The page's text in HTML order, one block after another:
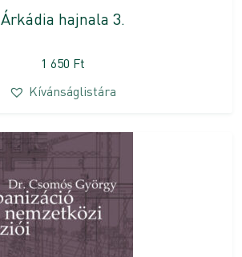
Árkádia hajnala 3.
1 650 Ft
Kívánságlistára